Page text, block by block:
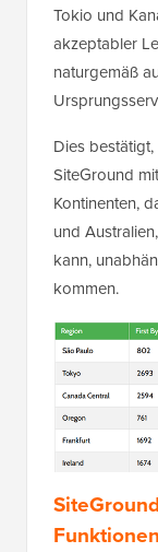
Tokio und
akzeptabler
naturgemäß
Dies
SiteGround
Kontinenten,
und
kann,
kommen.
Funktionen